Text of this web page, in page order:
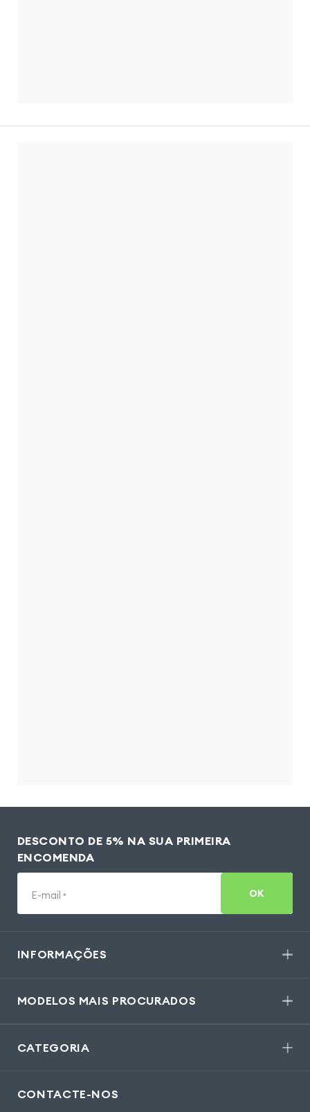
DESCONTO DE 5% NA SUA PRIMEIRA
ENCOMENDA
E-mail * OK
INFORMAÇÕES
MODELOS MAIS PROCURADOS
CATEGORIA
CONTACTE-NOS